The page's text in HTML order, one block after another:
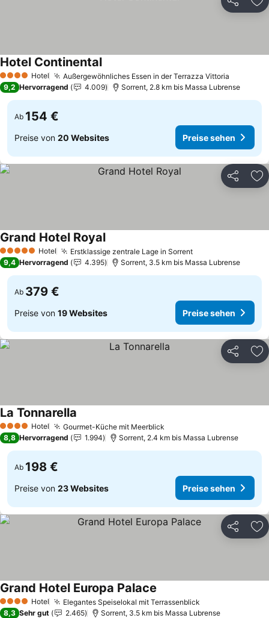
Teilen
4 Sterne Hotel Außergewöhnliches Essen in der Terrazza Vittoria
Hotel ContinentalPreise sehen
9,2 Hervorragend 4.009 Sorrent, 2.8 km bis Massa Lubrense
Ab 154 €
Preise von 20 Websites Preise sehen
Teilen
5 Sterne Hotel Erstklassige zentrale Lage in SorrentPreise sehen
Grand Hotel RoyalPreise sehen
9,4 Hervorragend 4.395 Sorrent, 3.5 km bis Massa Lubrense
Ab 379 €
Preise von 19 Websites Preise sehen
Teilen
4 Sterne Hotel Gourmet-Küche mit Meerblick
La Tonnarella
8,8 Hervorragend 1.994 Sorrent, 2.4 km bis Massa Lubrense
Ab 198 €
Preise von 23 Websites Preise sehen
Teilen
4 Sterne Hotel Elegantes Speiselokal mit Terrassenblick
Grand Hotel Europa Palace
8,3 Sehr gut 2.465 Sorrent, 3.5 km bis Massa Lubrense